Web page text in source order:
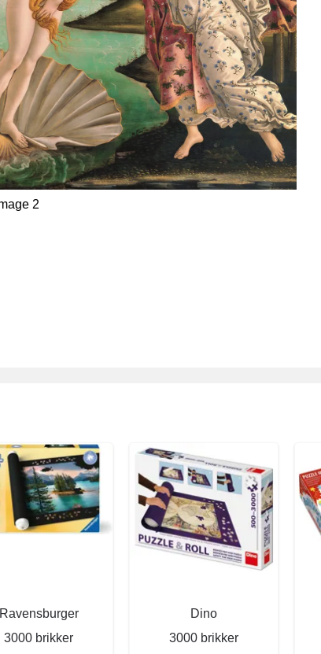
Ravensburger
3000 brikker
Dino
3000 brikker